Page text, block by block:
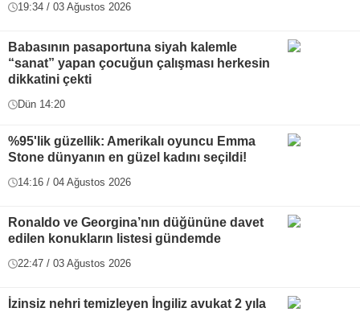
19:34 / 03 Ağustos 2026
Babasının pasaportuna siyah kalemle
“sanat” yapan çocuğun çalışması herkesin
dikkatini çekti
Dün 14:20
%95'lik güzellik: Amerikalı oyuncu Emma
Stone dünyanın en güzel kadını seçildi!
14:16 / 04 Ağustos 2026
Ronaldo ve Georgina’nın düğününe davet
edilen konukların listesi gündemde
22:47 / 03 Ağustos 2026
İzinsiz nehri temizleyen İngiliz avukat 2 yıla